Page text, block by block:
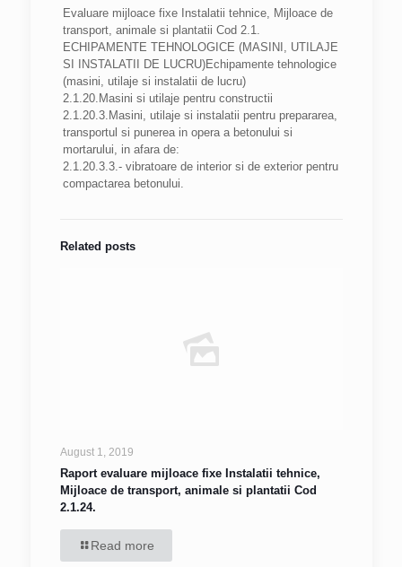
Evaluare mijloace fixe Instalatii tehnice, Mijloace de
transport, animale si plantatii Cod 2.1.
ECHIPAMENTE TEHNOLOGICE (MASINI, UTILAJE
SI INSTALATII DE LUCRU)Echipamente tehnologice
(masini, utilaje si instalatii de lucru)
2.1.20.Masini si utilaje pentru constructii
2.1.20.3.Masini, utilaje si instalatii pentru prepararea,
transportul si punerea in opera a betonului si
mortarului, in afara de:
2.1.20.3.3.- vibratoare de interior si de exterior pentru
compactarea betonului.
Related posts
August 1, 2019
Raport evaluare mijloace fixe Instalatii tehnice,
Mijloace de transport, animale si plantatii Cod
2.1.24.
Read more